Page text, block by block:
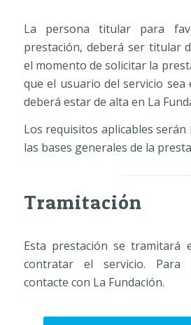
La persona titular para
prestación, deberá ser titular
el momento de solicitar la
que el usuario del servicio sea
deberá estar de alta en La
Los requisitos aplicables serán
las bases generales de la
Tramitación
Esta prestación se tramitará
contratar el servicio. Para
contacte con La Fundación.